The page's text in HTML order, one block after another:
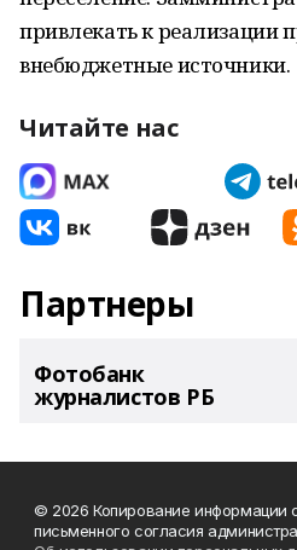
привлекать к реализации
внебюджетные источники.
Читайте нас
Партнеры
Фотобанк
журналистов РБ
© 2026 Копирование информации
письменного согласия